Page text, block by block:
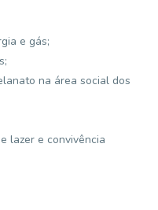
e gás;
na área social dos
lazer e convivência